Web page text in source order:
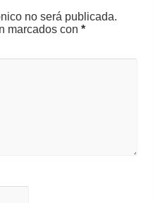
no será publicada.
marcados con*